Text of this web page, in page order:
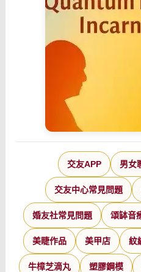
交友APP 男女
交友中心常見問題
婚友社常見問題 頌缽音
美睫作品 美甲店 紋
牛樟芝滴丸 塑膠鋼模